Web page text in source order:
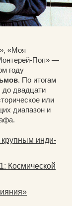
«Моя
Поп» —
году
. По итогам
до двадцати
или
диапазон и
инди-
Космической